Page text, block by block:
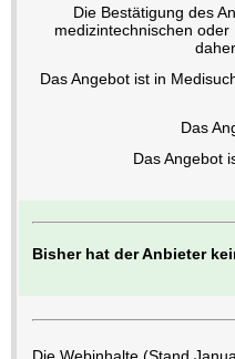
Die Bestätigung des
medizintechnischen
Das Angebot ist in
Das
Das Angebot
Bisher hat der Anbieter